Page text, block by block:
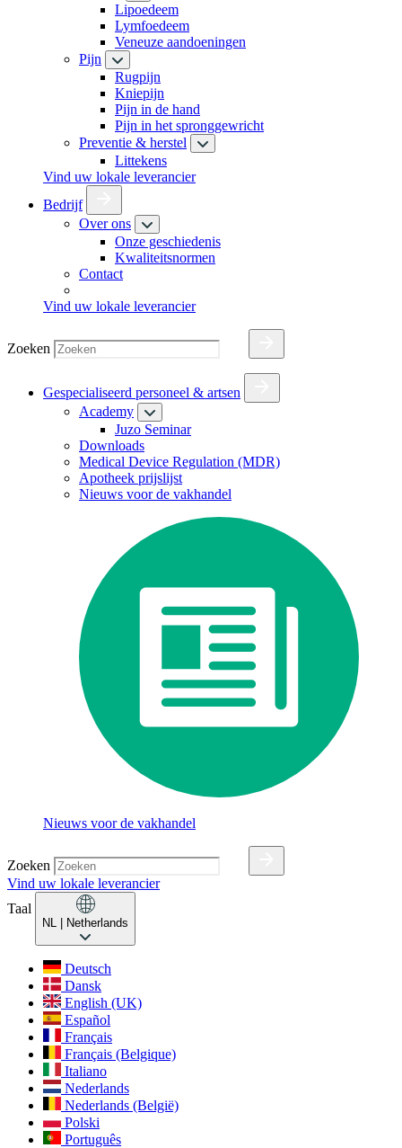
Lipoedeem
Lymfoedeem
Veneuze aandoeningen
Pijn
Rugpijn
Kniepijn
Pijn in de hand
Pijn in het spronggewricht
Preventie & herstel
Littekens
Vind uw lokale leverancier
Bedrijf
Over ons
Onze geschiedenis
Kwaliteitsnormen
Contact
Vind uw lokale leverancier
Zoeken
Gespecialiseerd personeel & artsen
Academy
Juzo Seminar
Downloads
Medical Device Regulation (MDR)
Apotheek prijslijst
Nieuws voor de vakhandel
Nieuws voor de vakhandel
Zoeken
Vind uw lokale leverancier
Taal
NL | Netherlands
Deutsch
Dansk
English (UK)
Español
Français
Français (Belgique)
Italiano
Nederlands
Nederlands (België)
Polski
Português